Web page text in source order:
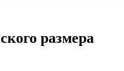
размера